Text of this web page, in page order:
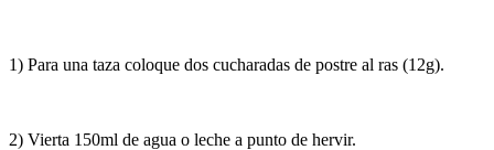
1) Para una taza coloque dos cucharadas de postre al ras (12g).
2) Vierta 150ml de agua o leche a punto de hervir.